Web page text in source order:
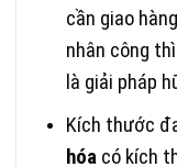
cần giao
nhân công
là giải pháp
Kích thước
hóa có kích